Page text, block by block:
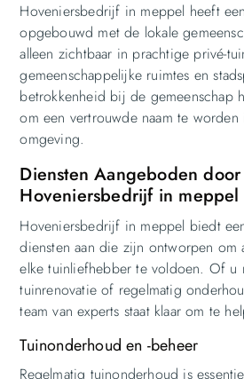
Hoveniersbedrijf in meppel heeft
opgebouwd met de lokale
alleen zichtbaar in prachtige privé-
gemeenschappelijke ruimtes en
betrokkenheid bij de gemeenschap
om een vertrouwde naam te
omgeving.
Diensten Aangeboden door
Hoveniersbedrijf in meppel
Hoveniersbedrijf in meppel biedt
diensten aan die zijn ontworpen om
elke tuinliefhebber te voldoen. Of u
tuinrenovatie of regelmatig
team van experts staat klaar om te
Tuinonderhoud en -beheer
Regelmatig tuinonderhoud is